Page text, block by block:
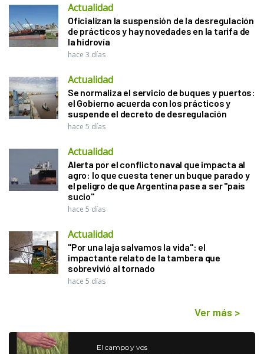
Actualidad
Oficializan la suspensión de la desregulación
de prácticos y hay novedades en la tarifa de
la hidrovía
hace 3 días
Actualidad
Se normaliza el servicio de buques y puertos:
el Gobierno acuerda con los prácticos y
suspende el decreto de desregulación
hace 5 días
Actualidad
Alerta por el conflicto naval que impacta al
agro: lo que cuesta tener un buque parado y
el peligro de que Argentina pase a ser "país
sucio"
hace 5 días
Actualidad
"Por una laja salvamos la vida": el
impactante relato de la tambera que
sobrevivió al tornado
hace 5 días
Ver más >
El campo y vos